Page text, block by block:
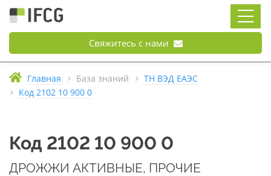
Свяжитесь с нами
Главная База знаний
ТН ВЭД ЕАЭС
Код 2102 10 900 0
Код 2102 10 900 0
ДРОЖЖИ АКТИВНЫЕ, ПРОЧИЕ